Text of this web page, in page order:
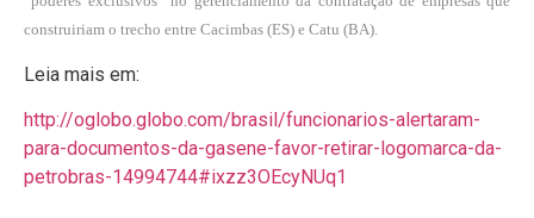
construiriam o trecho entre Cacimbas (ES) e Catu (BA).
Leia mais em:
http://oglobo.globo.com/brasil/funcionarios-alertaram-
para-documentos-da-gasene-favor-retirar-logomarca-da-
petrobras-14994744#ixzz3OEcyNUq1